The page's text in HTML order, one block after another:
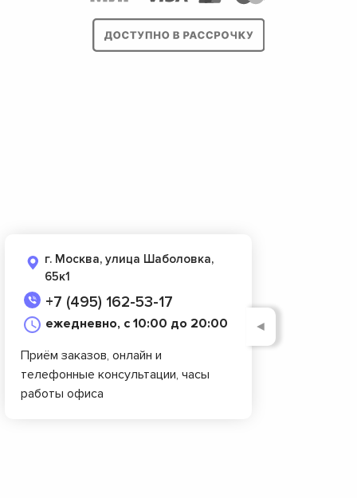
г. Москва, улица Шаболовка,
65к1
+7 (495) 162-53-17
ежедневно, с 10:00 до 20:00
Приём заказов, онлайн и
телефонные консультации, часы
работы офиса
◄